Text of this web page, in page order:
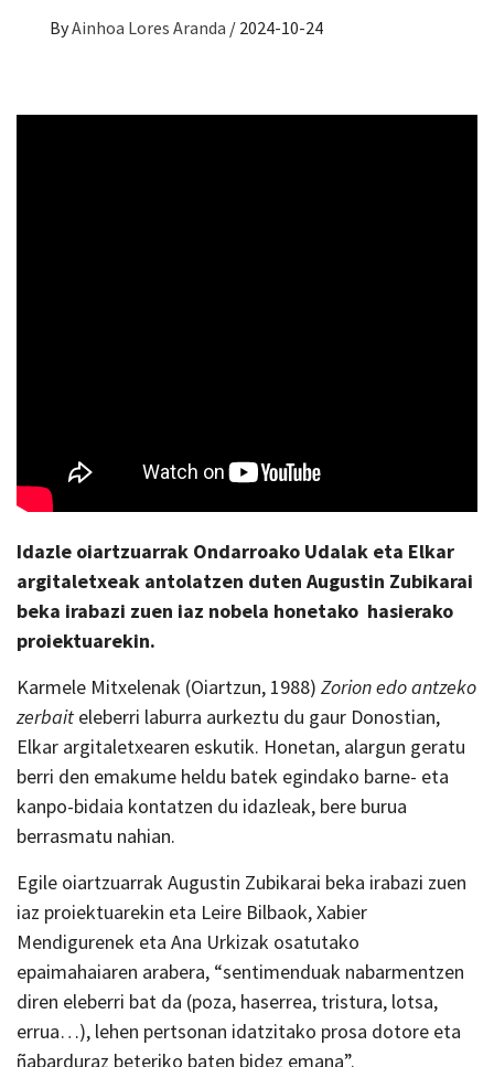
ByAinhoa Lores Aranda / 2024-10-24
Idazle oiartzuarrak Ondarroako Udalak eta Elkar
argitaletxeak antolatzen duten Augustin Zubikarai
beka irabazi zuen iaz nobela honetako hasierako
proiektuarekin.
Karmele Mitxelenak (Oiartzun, 1988) Zorion edo antzeko
zerbait eleberri laburra aurkeztu du gaur Donostian,
Elkar argitaletxearen eskutik. Honetan, alargun geratu
berri den emakume heldu batek egindako barne- eta
kanpo-bidaia kontatzen du idazleak, bere burua
berrasmatu nahian.
Egile oiartzuarrak Augustin Zubikarai beka irabazi zuen
iaz proiektuarekin eta Leire Bilbaok, Xabier
Mendigurenek eta Ana Urkizak osatutako
epaimahaiaren arabera, “sentimenduak nabarmentzen
diren eleberri bat da (poza, haserrea, tristura, lotsa,
errua…), lehen pertsonan idatzitako prosa dotore eta
ñabarduraz beteriko baten bidez emana”.